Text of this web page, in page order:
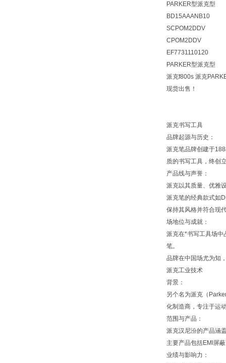
PARKER型派克型
BD15AAANB10
SCPOM2DDV
CPOM2DDV
EF7731110120
PARKER型派克型
派克f800s 派克
现货出售！
派克书写工具
品牌起源与历史：
派克笔品牌创建于
质的书写工具，终创
产品线与声誉：
派克以其质量、优雅
派克笔的经典款式如
保持其风格并符合现
场地位与成就：
派克在*书写工具场中
笔。
品牌在中国场尤为知
派克工业技术
背景：
另个名为派克（
化制造商，专注于运
范围与产品：
派克汉尼汾的产品涵
主要产品包括EMI屏
业绩与影响力：